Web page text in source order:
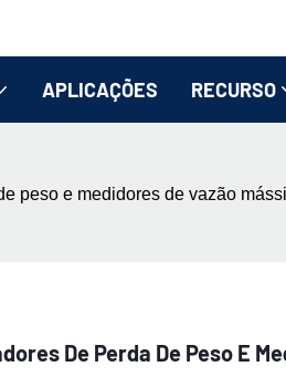
APLICAÇÕES RECURSO
peso e medidores de vazão
De Perda De Peso E